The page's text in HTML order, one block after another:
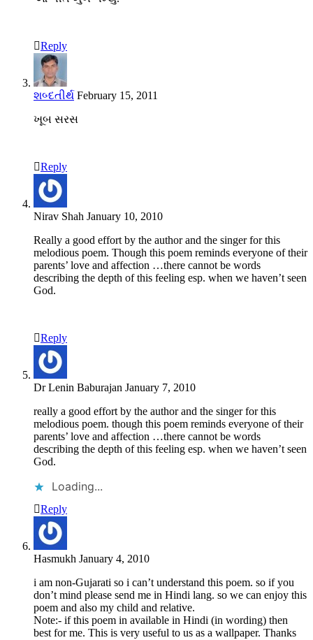
Reply
શબ્દતીર્થ February 15, 2011
ખૂબ સરસ
Reply
Nirav Shah January 10, 2010
Really a good effort by the author and the singer for this
melodious poem. Though this poem reminds everyone of their
parents’ love and affection …there cannot be words
describing the depth of this feeling esp. when we haven’t seen
God.
Reply
Dr Lenin Baburajan January 7, 2010
really a good effort by the author and the singer for this
melodious poem. though this poem reminds everyone of their
parents’ love and affection …there cannot be words
describing the depth of this feeling esp. when we haven’t seen
God.
Loading...
Reply
Hasmukh January 4, 2010
i am non-Gujarati so i can’t understand this poem. so if you
don’t mind please send me in Hindi lang. so we can enjoy this
poem and also my child and relative.
Note:- if this poem in available in Hindi (in wording) then
best for me. This is very useful to us as a wallpaper. Thanks